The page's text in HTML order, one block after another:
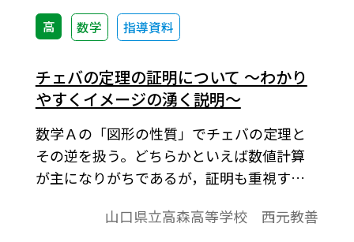
高 数学 指導資料
チェバの定理の証明について ～わかり
やすくイメージの湧く説明～
数学Ａの「図形の性質」でチェバの定理と
その逆を扱う。どちらかといえば数値計算
が主になりがちであるが，証明も重視すべ
は，３本の直線(線分)が１点で交わることの
山口県立高森高等学校 西元教善